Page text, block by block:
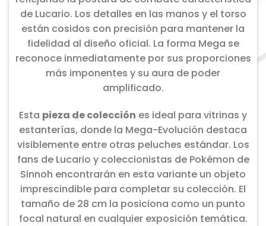
de Lucario. Los detalles en las manos y el torso
están cosidos con precisión para mantener la
fidelidad al diseño oficial. La forma Mega se
reconoce inmediatamente por sus proporciones
más imponentes y su aura de poder
amplificado.
Esta pieza de colección es ideal para vitrinas y
estanterías, donde la Mega-Evolución destaca
visiblemente entre otras peluches estándar. Los
fans de Lucario y coleccionistas de Pokémon de
Sinnoh encontrarán en esta variante un objeto
imprescindible para completar su colección. El
tamaño de 28 cm la posiciona como un punto
focal natural en cualquier exposición temática.